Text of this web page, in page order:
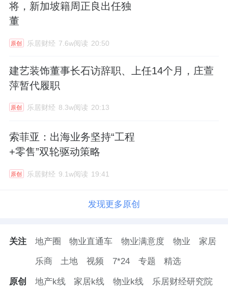
将，新加坡籍周正良出任独
董
原创 乐居财经 7.6w阅读 20:50
建艺装饰董事长石访辞职、上任14个月，庄萱
萍暂代履职
原创 乐居财经 8.3w阅读 20:13
索菲亚：出海业务坚持“工程
+零售”双轮驱动策略
原创 乐居财经 9.1w阅读 19:41
发现更多原创
关注 地产圈 物业直通车 物业满意度 物业 家居
乐商 土地 视频 7*24 专题 精选
原创 地产k线 家居k线 物业k线 乐居财经研究院